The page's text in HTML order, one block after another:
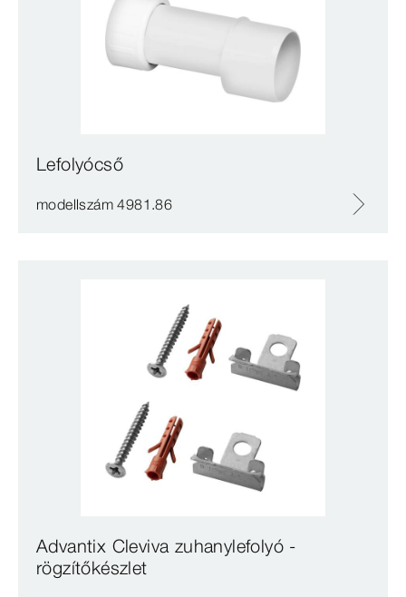
Lefolyócső
modellszám 4981.86
Advantix Cleviva zuhanylefolyó -
rögzítőkészlet